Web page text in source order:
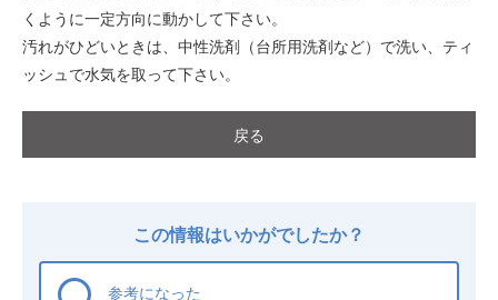
くように一定方向に動かして下さい。
汚れがひどいときは、中性洗剤（台所用洗剤など）で洗い、ティ
ッシュで水気を取って下さい。
戻る
この情報はいかがでしたか？
参考になった